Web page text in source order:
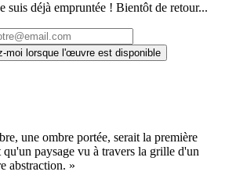
suis déjà empruntée ! Bientôt de retour...
moi lorsque l'œuvre est disponible
une ombre portée, serait la première
paysage vu à travers la grille d'un
abstraction. »